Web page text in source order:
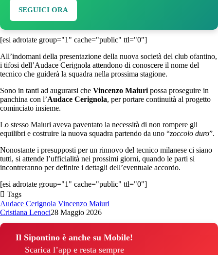
SEGUICI ORA
[esi adrotate group="1" cache="public" ttl="0"]
All’indomani della presentazione della nuova società del club ofantino,
i tifosi dell’Audace Cerignola attendono di conoscere il nome del
tecnico che guiderà la squadra nella prossima stagione.
Sono in tanti ad augurarsi che Vincenzo Maiuri possa proseguire in
panchina con l’Audace Cerignola, per portare continuità al progetto
cominciato insieme.
Lo stesso Maiuri aveva paventato la necessità di non rompere gli
equilibri e costruire la nuova squadra partendo da uno “zoccolo duro”.
Nonostante i presupposti per un rinnovo del tecnico milanese ci siano
tutti, si attende l’ufficialità nei prossimi giorni, quando le parti si
incontreranno per definire i dettagli dell’eventuale accordo.
[esi adrotate group="1" cache="public" ttl="0"]
Tags
Audace Cerignola Vincenzo Maiuri
Cristiana Lenoci28 Maggio 2026
Il Sipontino è anche su Mobile!
Scarica l’app e resta sempre